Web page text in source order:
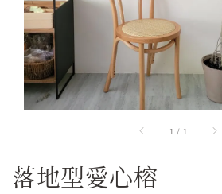
1 / 1
落地型愛心榕